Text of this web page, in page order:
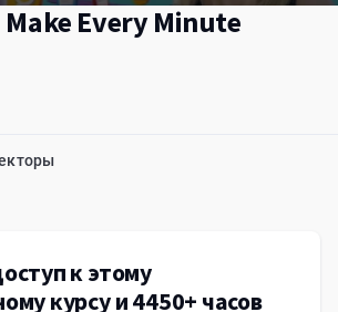
Every Minute
к этому
курсу и 4450+ часов